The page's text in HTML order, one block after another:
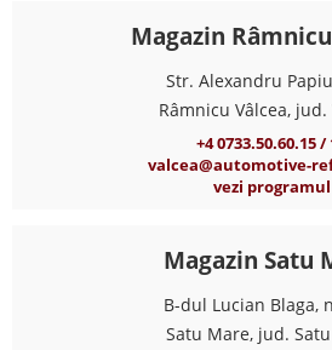
Magazin
Str. Alexandru
Râmnicu Vâlcea, jud.
+4 0733.50.60.15 /
valcea@automotive-
vezi programul
Magazin Satu
B-dul Lucian Blaga,
Satu Mare, jud.